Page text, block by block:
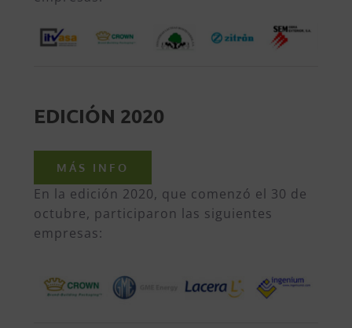
EDICIÓN 2020
MÁS INFO
En la edición 2020, que comenzó el 30 de
octubre, participaron las siguientes
empresas: